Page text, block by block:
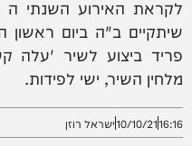
שיתקיים ב"ה ביום
פריד ביצוע לשיר 'עלה
מלחין השיר, ישי לפידות.
16:16
10/10/21ישראל רוזן